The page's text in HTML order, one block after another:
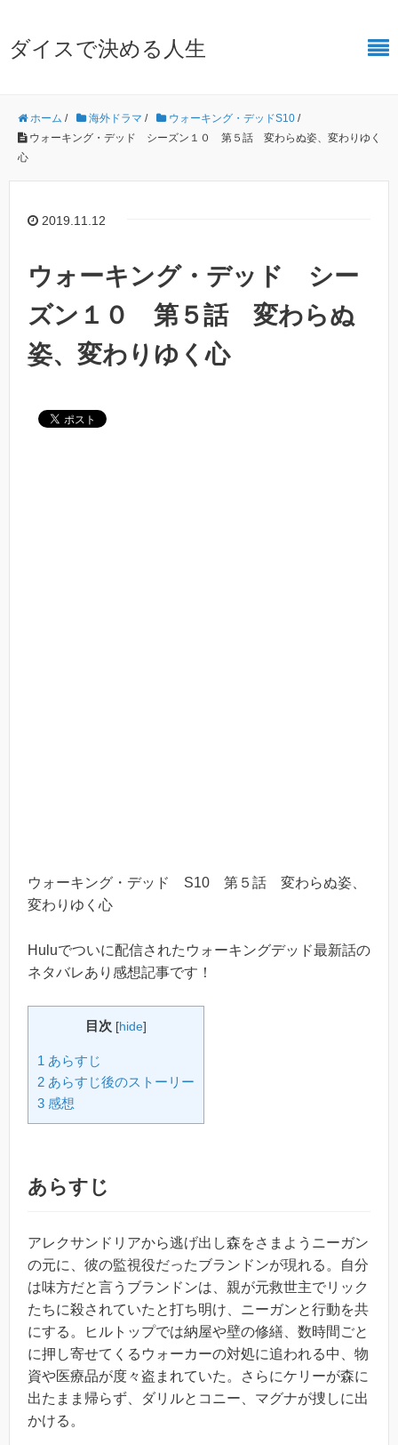
ダイスで決める人生
ホーム / 海外ドラマ / ウォーキング・デッドS10 /
ウォーキング・デッド シーズン１０ 第５話 変わらぬ姿、変わりゆく
心
2019.11.12
ウォーキング・デッド シー
ズン１０ 第５話 変わらぬ
姿、変わりゆく心
ウォーキング・デッド S10 第５話 変わらぬ姿、
変わりゆく心
Huluでついに配信されたウォーキングデッド最新話の
ネタバレあり感想記事です！
目次 [hide]
1 あらすじ
2 あらすじ後のストーリー
3 感想
あらすじ
アレクサンドリアから逃げ出し森をさまようニーガン
の元に、彼の監視役だったブランドンが現れる。自分
は味方だと言うブランドンは、親が元救世主でリック
たちに殺されていたと打ち明け、ニーガンと行動を共
にする。ヒルトップでは納屋や壁の修繕、数時間ごと
に押し寄せてくるウォーカーの対処に追われる中、物
資や医療品が度々盗まれていた。さらにケリーが森に
出たまま帰らず、ダリルとコニー、マグナが捜しに出
かける。